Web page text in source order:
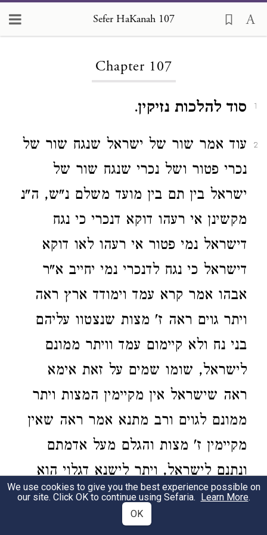
Sefer HaKanah 107
Chapter 107
1 סוד להלכות נזיקין.
2
עוד אמר שור של ישראל שנגח שור של
נכרי פטור ושל נכרי שנגח שור של
ישראל בין תם בין מועד משלם נ"ש, ה"נ
מקשינן אי רעהו דוקא דנכרי כי נגח
דישראל נמי פטור אי רעהו לאו דוקא
דישראל כי נגח לדנכרי נמי יחייב א"ר
אבהו אמר קרא עמד וימודד ארץ ראה
ויתר גוים ראה ז' מצות שנצטוו עליהם
בני נח ולא קיימום עמד וויתר ממונם
לישראל, שומו שמים על זאת אימא
ראה שישראל אין מקיימין המצות ויתר
ממונם לגוים ורב מתנא אמר ראה שאין
מקיימין ז' מצות והגלם מעל אדמתם
ונתנם לישראל, ויתר לישנא דגלוי הוא
כתיב הכא ויתר גוים וכתיב התם לנתר
בהם על הארץ ומתרנמינן לקפצא בהון
We use cookies to give you the best experience possible on
our site. Click OK to continue using Sefaria. Learn More.
OK